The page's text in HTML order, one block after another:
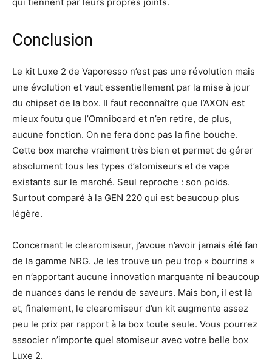
Conclusion
Le kit Luxe 2 de Vaporesso n’est pas une révolution mais
une évolution et vaut essentiellement par la mise à jour
du chipset de la box. Il faut reconnaître que l’AXON est
mieux foutu que l’Omniboard et n’en retire, de plus,
aucune fonction. On ne fera donc pas la fine bouche.
Cette box marche vraiment très bien et permet de gérer
absolument tous les types d’atomiseurs et de vape
existants sur le marché. Seul reproche : son poids.
Surtout comparé à la GEN 220 qui est beaucoup plus
légère.
Concernant le clearomiseur, j’avoue n’avoir jamais été fan
de la gamme NRG. Je les trouve un peu trop « bourrins »
en n’apportant aucune innovation marquante ni beaucoup
de nuances dans le rendu de saveurs. Mais bon, il est là
et, finalement, le clearomiseur d’un kit augmente assez
peu le prix par rapport à la box toute seule. Vous pourrez
associer n’importe quel atomiseur avec votre belle box
Luxe 2.